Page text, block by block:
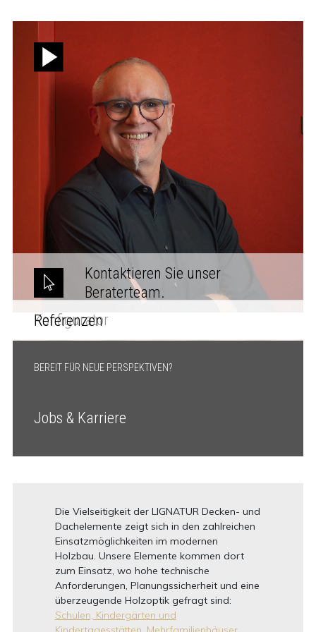
Kontaktieren Sie unser
Beraterteam.
Konfigurator
Referenzen
BEREIT FÜR NEUE PERSPEKTIVEN?
Jobs & Karriere
Die Vielseitigkeit der LIGNATUR Decken- und
Dachelemente zeigt sich in den zahlreichen
Einsatzmöglichkeiten im modernen
Holzbau. Unsere Elemente kommen dort
zum Einsatz, wo hohe technische
Anforderungen, Planungssicherheit und eine
überzeugende Holzoptik gefragt sind:
Schulen, Kindergärten und